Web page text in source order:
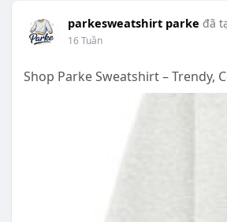
parkesweatshirt parke đã
16 Tuần
Shop Parke Sweatshirt – Trendy,